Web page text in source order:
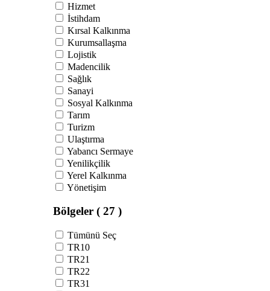
Hizmet
İstihdam
Kırsal Kalkınma
Kurumsallaşma
Lojistik
Madencilik
Sağlık
Sanayi
Sosyal Kalkınma
Tarım
Turizm
Ulaştırma
Yabancı Sermaye
Yenilikçilik
Yerel Kalkınma
Yönetişim
Bölgeler ( 27 )
Tümünü Seç
TR10
TR21
TR22
TR31